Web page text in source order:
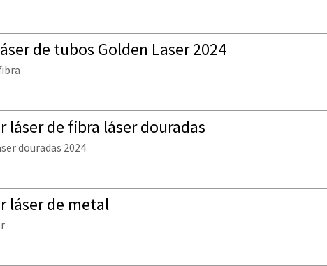
de tubos Golden Laser 2024
de fibra láser douradas
douradas 2024
láser de metal